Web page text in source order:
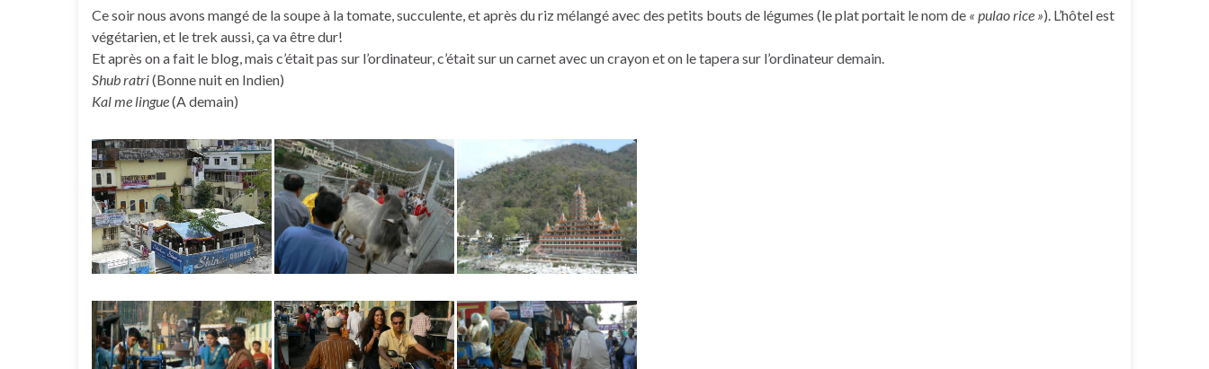
Ce soir nous avons mangé de la soupe à la tomate, succulente, et après du riz mélangé avec des petits bouts de légumes (le plat portait le nom de « pulao rice »). L’hôtel est
végétarien, et le trek aussi, ça va être dur!
Et après on a fait le blog, mais c’était pas sur l’ordinateur, c’était sur un carnet avec un crayon et on le tapera sur l’ordinateur demain.
Shub ratri(Bonne nuit en Indien)
Kal me lingue(A demain)